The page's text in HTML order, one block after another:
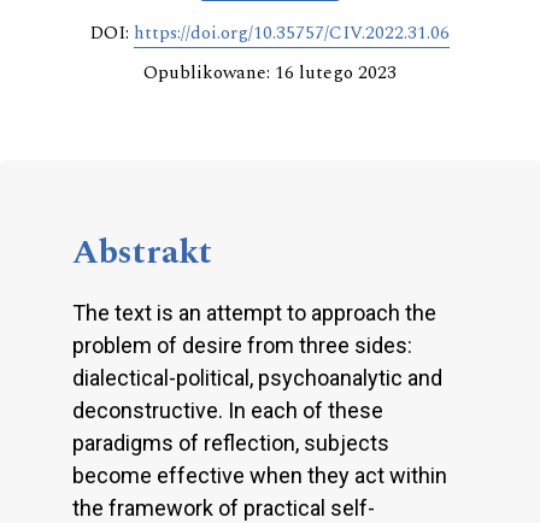
DOI: https://doi.org/10.35757/CIV.2022.31.06
Opublikowane: 16 lutego 2023
Abstrakt
The text is an attempt to approach the
problem of desire from three sides:
dialectical-political, psychoanalytic and
deconstructive. In each of these
paradigms of reflection, subjects
become effective when they act within
the framework of practical self-